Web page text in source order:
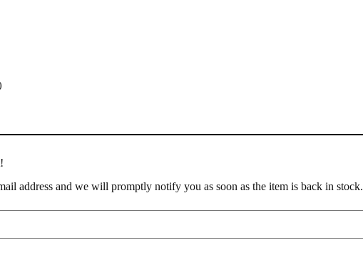
address and we will promptly notify you as soon as the item is back in stock.